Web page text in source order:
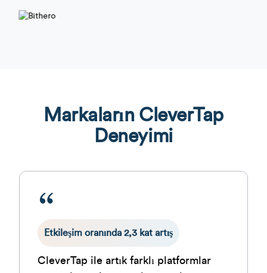
Markaların CleverTap
Deneyimi
%36 müşteri retention’ı sağlandı
Kullanıcıları doğru şekilde segmente